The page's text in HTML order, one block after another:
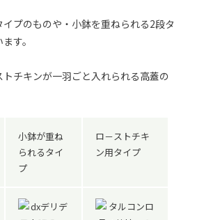
プのものや・小鉢を重ねられる2段タ
す。
チキンが一羽ごと入れられる高蓋の
小鉢が重ね
られるタイ
プ
ロ－ストチキ
ン用タイプ